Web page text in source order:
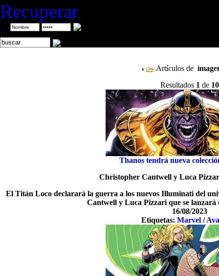
Recuperar
Artículos de
Resultados 1 de 10
Thanos tendrá nueva
Christopher Cantwell y Luca
El Titán Loco declarará la guerra a los nuevos Illuminati del
Cantwell y Luca Pizzari que se
16/08/2023
Etiquetas:Marvel /